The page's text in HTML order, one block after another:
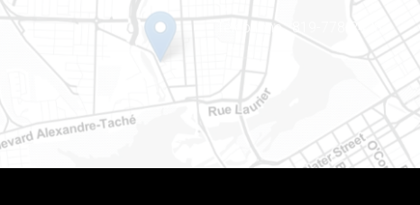
Téléphone : 819-778-2428